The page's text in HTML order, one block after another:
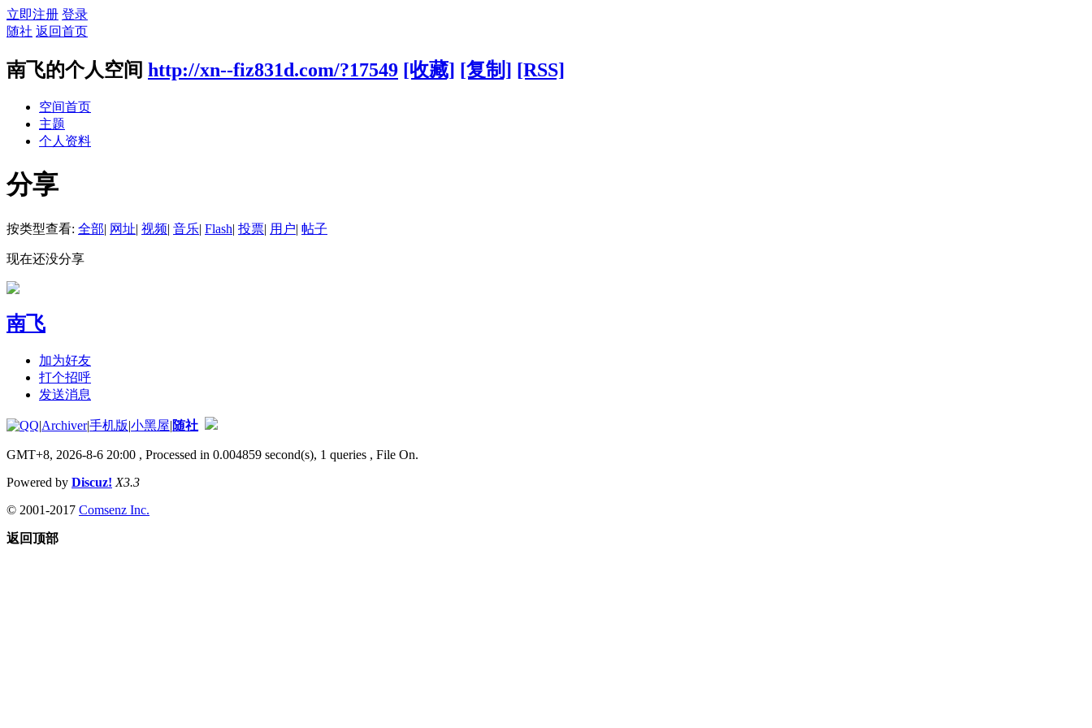
立即注册 登录
随社 返回首页
南飞的个人空间 http://xn--fiz831d.com/?17549 [收藏] [复制] [RSS]
空间首页
主题
个人资料
分享
按类型查看: 全部| 网址| 视频| 音乐| Flash| 投票| 用户| 帖子
现在还没分享
南飞
加为好友
打个招呼
发送消息
|Archiver|手机版|小黑屋|随社
GMT+8, 2026-8-6 20:00 , Processed in 0.004859 second(s), 1 queries , File On.
Powered by Discuz! X3.3
© 2001-2017 Comsenz Inc.
返回顶部